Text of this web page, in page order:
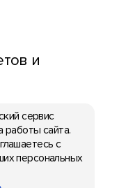
и
Все права
с сайта
ресурс.
сервис
работы сайта.
с
персональных